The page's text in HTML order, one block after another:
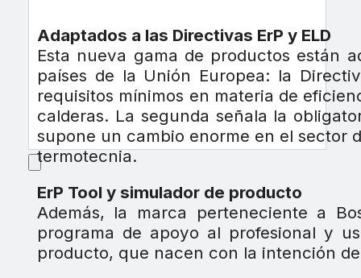
Adaptados a las Directivas ErP y ELD
Esta nueva gama de productos están
países de la Unión Europea: la
requisitos mínimos en materia de
calderas. La segunda señala la
supone un cambio enorme en el sector
termotecnia.
ErP Tool y simulador de producto
Además, la marca perteneciente a
programa de apoyo al profesional y
producto, que nacen con la intención